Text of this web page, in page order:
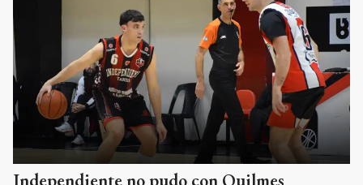
Independiente no pudo con Quilmes